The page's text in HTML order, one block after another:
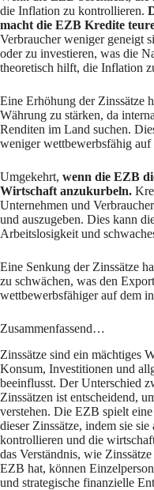
die Inflation zu kontrollieren.
macht die EZB Kredite
Verbraucher weniger geneigt
oder zu investieren, was die
theoretisch hilft, die Inflation
Eine Erhöhung der Zinssätze
Währung zu stärken, da
Renditen im Land suchen.
weniger wettbewerbsfähig auf
Umgekehrt, wenn die EZB
Wirtschaft anzukurbeln.
Unternehmen und
und auszugeben. Dies kann
Arbeitslosigkeit und
Eine Senkung der Zinssätze
zu schwächen, was den
wettbewerbsfähiger auf dem
Zusammenfassend…
Zinssätze sind ein mächtiges
Konsum, Investitionen und
beeinflusst. Der Unterschied
Zinssätzen ist entscheidend,
verstehen. Die EZB spielt
dieser Zinssätze, indem sie
kontrollieren und die
das Verständnis, wie
EZB hat, können
und strategische finanzielle